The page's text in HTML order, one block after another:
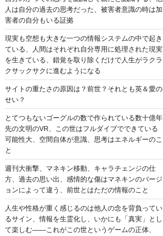
人は自分の過去の思考だった、被害者意識の時は加
害者の自分もいる証拠
現実も空想も大きな一つの情報システムの中で起き
ている、人間はそれぞれ自分専用に処理された現実
を生きている、錯覚を取り除くだけで人生がラクラ
クサックサクに進むようになる
サイトの重たさの原因は？前世？それとも英＆愛の
せい？
とてつもないゴーグルの数で作られている数十億年
先の文明のVR、この世はフルダイブでできている
可能性大、空間自体が意識、思考はエネルギーのこ
と
週刊大衝撃、マネキン移動、キャラチェンジの仕
方、過去の思い出、感情的な傷はマネキンのバージ
ョンによって違う、前世とはただの情報のこと
人生や性格が重く感じるのは他人の念を背負ってい
るサイン、情報を生霊化し、いかにも「真実」とし
て楽しむ――これがこの世というゲームの正体、